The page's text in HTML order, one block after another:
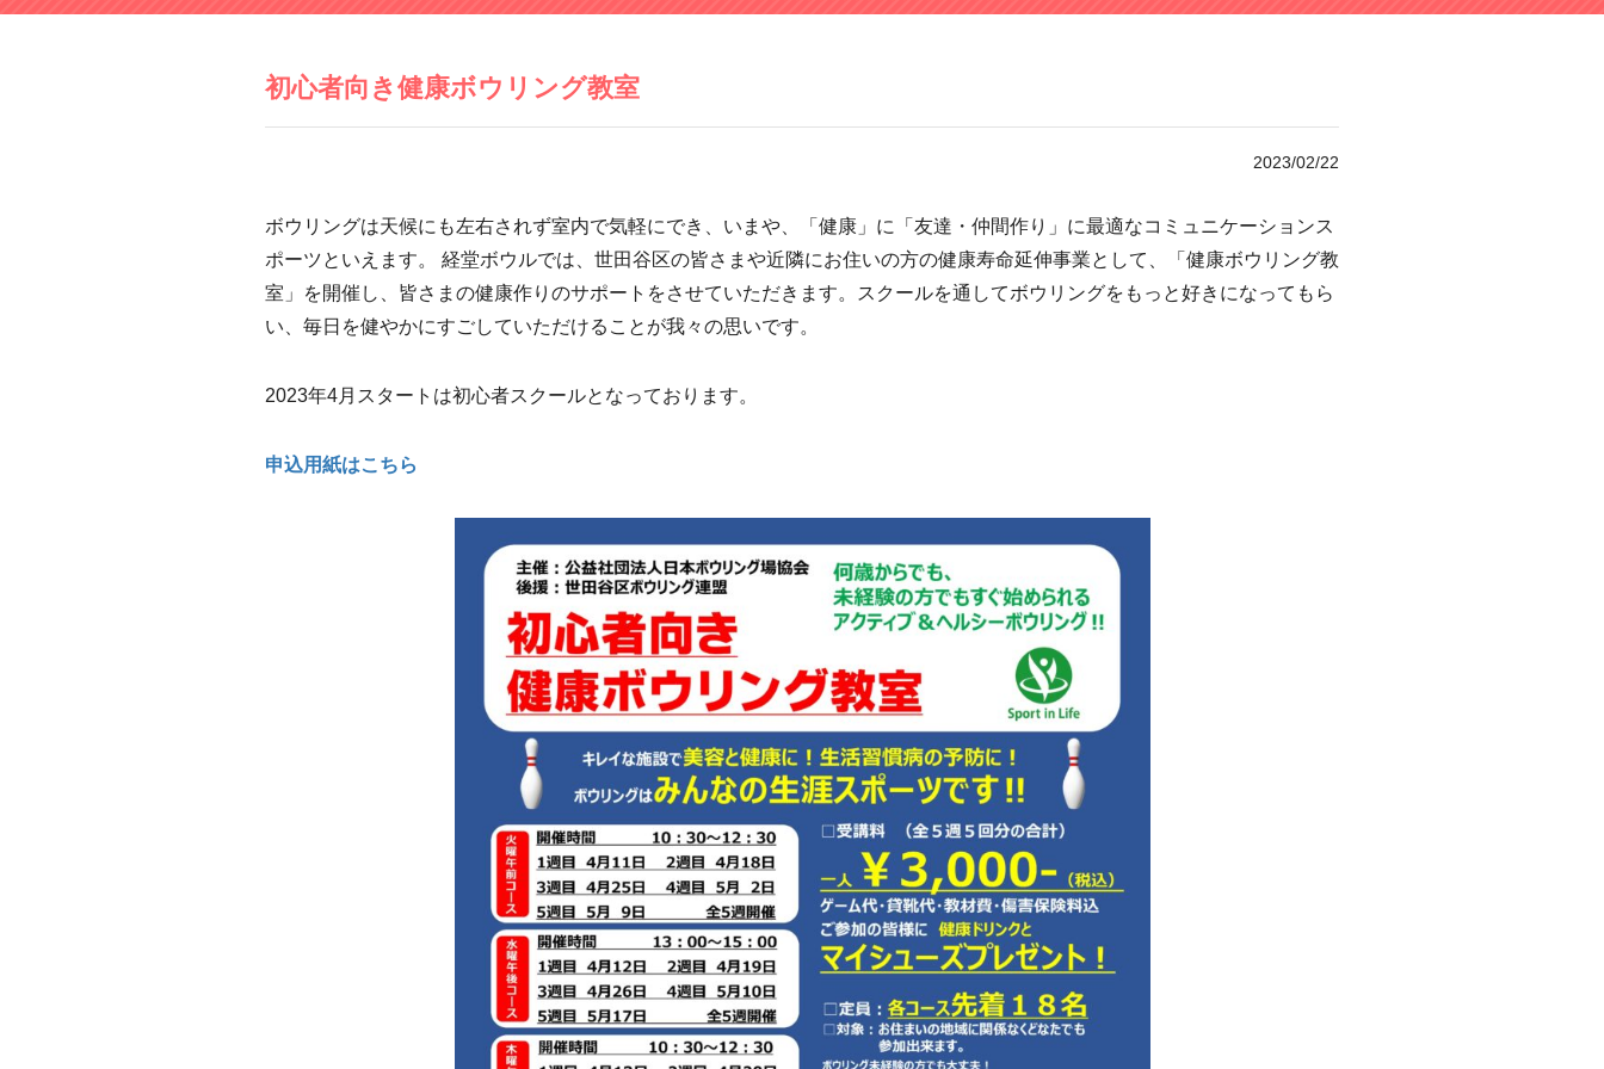
初心者向き健康ボウリング教室
2023/02/22
ボウリングは天候にも左右されず室内で気軽にでき、いまや、「健康」に「友達・仲間作り」に最適なコミュニケーションス
ポーツといえます。 経堂ボウルでは、世田谷区の皆さまや近隣にお住いの方の健康寿命延伸事業として、「健康ボウリング教
室」を開催し、皆さまの健康作りのサポートをさせていただきます。スクールを通してボウリングをもっと好きになってもら
い、毎日を健やかにすごしていただけることが我々の思いです。
2023年4月スタートは初心者スクールとなっております。
申込用紙はこちら